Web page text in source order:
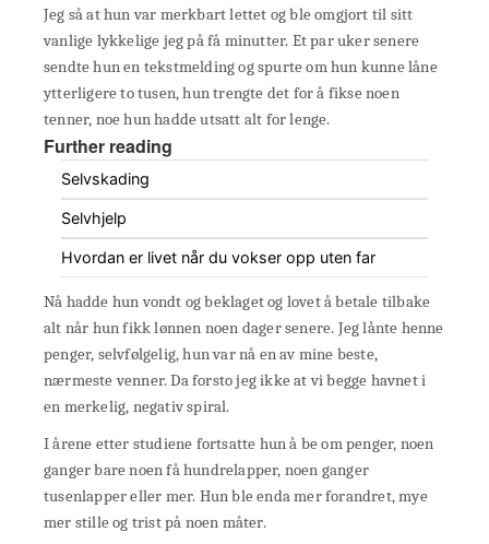
Jeg så at hun var merkbart lettet og ble omgjort til sitt
vanlige lykkelige jeg på få minutter. Et par uker senere
sendte hun en tekstmelding og spurte om hun kunne låne
ytterligere to tusen, hun trengte det for å fikse noen
tenner, noe hun hadde utsatt alt for lenge.
Further reading
Selvskading
Selvhjelp
Hvordan er livet når du vokser opp uten far
Nå hadde hun vondt og beklaget og lovet å betale tilbake
alt når hun fikk lønnen noen dager senere. Jeg lånte henne
penger, selvfølgelig, hun var nå en av mine beste,
nærmeste venner. Da forsto jeg ikke at vi begge havnet i
en merkelig, negativ spiral.
I årene etter studiene fortsatte hun å be om penger, noen
ganger bare noen få hundrelapper, noen ganger
tusenlapper eller mer. Hun ble enda mer forandret, mye
mer stille og trist på noen måter.